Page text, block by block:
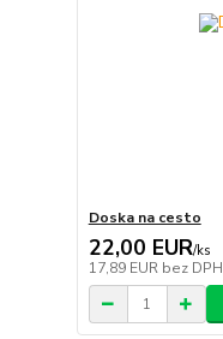
Doska na cesto
22,00 EUR/ks
17,89 EUR bez DPH